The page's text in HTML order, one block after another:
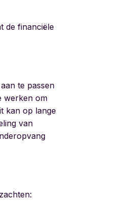
de financiële
te passen
werken om
kan op lange
van